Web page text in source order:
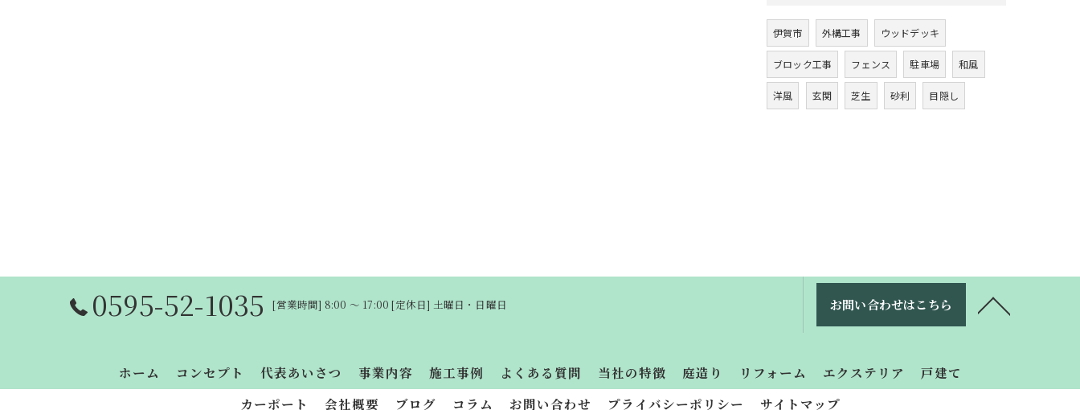
伊賀市 外構工事 ウッドデッキ
ブロック工事 フェンス 駐車場 和風
洋風 玄関 芝生 砂利 目隠し
0595-52-1035 [営業時間] 8:00 〜 17:00 [定休日] 土曜日・日曜日 お問い合わせはこちら
ホーム コンセプト 代表あいさつ 事業内容 施工事例 よくある質問 当社の特徴 庭造り リフォーム エクステリア
戸建て
カーポート
会社概要 ブログ コラム お問い合わせ プライバシーポリシー サイトマップ